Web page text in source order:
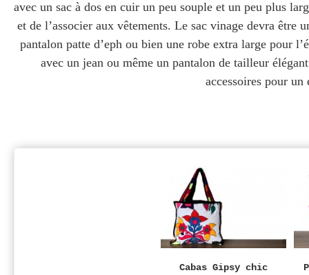
avec un sac à dos en cuir un peu souple et un peu plus
et de l’associer aux vêtements. Le sac vinage devra être
pantalon patte d’eph ou bien une robe extra large pour
avec un jean ou même un pantalon de tailleur
accessoires pour
Cabas Gipsy chic